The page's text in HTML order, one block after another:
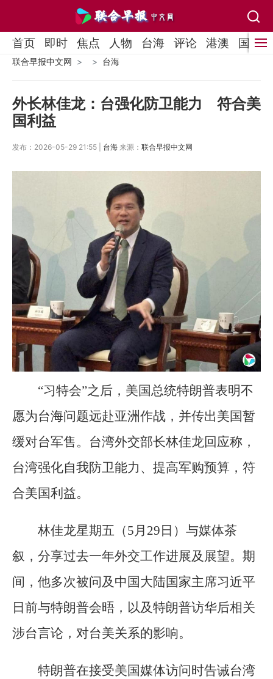
首页 即时 焦点 人物 台海 评论 港澳 国际
联合早报中文网 台海
外长林佳龙：台强化防卫能力 符合美
国利益
发布：2026-05-29 21:55 | 台海 来源： 联合早报中文网
“习特会”之后，美国总统特朗普表明不
愿为台海问题远赴亚洲作战，并传出美国暂
缓对台军售。台湾外交部长林佳龙回应称，
台湾强化自我防卫能力、提高军购预算，符
合美国利益。
林佳龙星期五（5月29日）与媒体茶
叙，分享过去一年外交工作进展及展望。期
间，他多次被问及中国大陆国家主席习近平
日前与特朗普会晤，以及特朗普访华后相关
涉台言论，对台美关系的影响。
特朗普在接受美国媒体访问时告诫台湾